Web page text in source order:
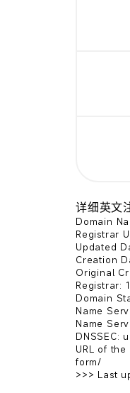
详细英文
Domain
Registrar
Updated
Creation
Original
Registrar:
Domain
Name
Name
DNSSEC:
URL of
form/
>>> Last